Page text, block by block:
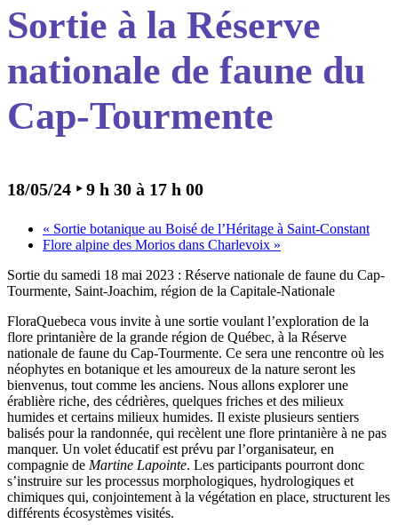
Sortie à la Réserve
nationale de faune du
Cap-Tourmente
18/05/24 ‣ 9 h 30 à 17 h 00
« Sortie botanique au Boisé de l’Héritage à Saint-Constant
Flore alpine des Morios dans Charlevoix »
Sortie du samedi 18 mai 2023 : Réserve nationale de faune du Cap-
Tourmente, Saint-Joachim, région de la Capitale-Nationale
FloraQuebeca vous invite à une sortie voulant l’exploration de la
flore printanière de la grande région de Québec, à la Réserve
nationale de faune du Cap-Tourmente. Ce sera une rencontre où les
néophytes en botanique et les amoureux de la nature seront les
bienvenus, tout comme les anciens. Nous allons explorer une
érablière riche, des cédrières, quelques friches et des milieux
humides et certains milieux humides. Il existe plusieurs sentiers
balisés pour la randonnée, qui recèlent une flore printanière à ne pas
manquer. Un volet éducatif est prévu par l’organisateur, en
compagnie de Martine Lapointe. Les participants pourront donc
s’instruire sur les processus morphologiques, hydrologiques et
chimiques qui, conjointement à la végétation en place, structurent les
différents écosystèmes visités.